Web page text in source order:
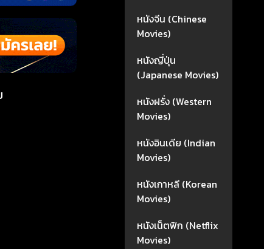
หนังจีน (Chinese
Movies)
หนังญี่ปุ่น
(Japanese Movies)
หนังฝรั่ง (Western
Movies)
หนังอินเดีย (Indian
Movies)
หนังเกาหลี (Korean
Movies)
หนังเน็ตฟิก (Netflix
Movies)